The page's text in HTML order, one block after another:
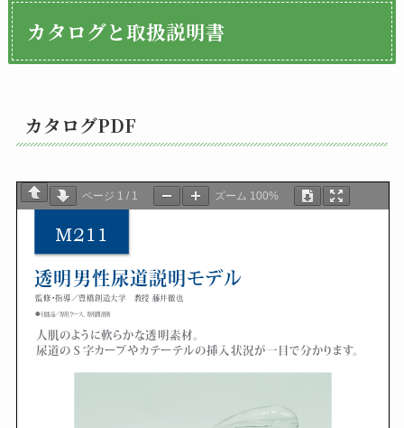
カタログと取扱説明書
カタログPDF
ページ 1 / 1 ズーム 100%